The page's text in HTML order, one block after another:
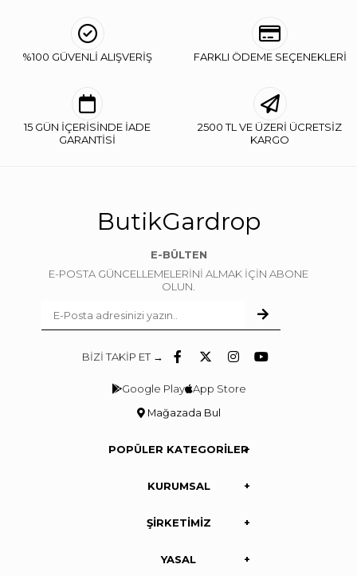
%100 GÜVENLİ ALIŞVERİŞ FARKLI ÖDEME SEÇENEKLERİ
15 GÜN İÇERİSİNDE İADE
GARANTİSİ
2500 TL VE ÜZERİ ÜCRETSİZ
KARGO
ButikGardrop
E-BÜLTEN
E-POSTA GÜNCELLEMELERİNİ ALMAK İÇİN ABONE
OLUN.
BİZİ TAKİP ET →
Google Play App Store
Mağazada Bul
POPÜLER KATEGORİLER
KURUMSAL
ŞİRKETİMİZ
YASAL